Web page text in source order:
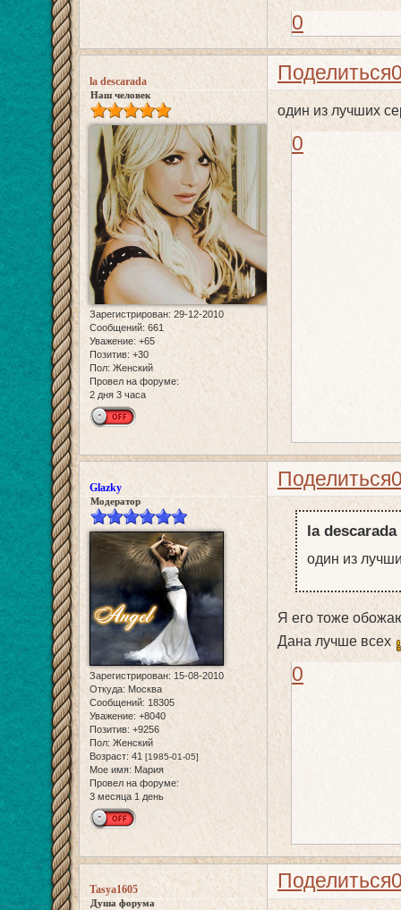
0
Поделиться
la descarada
Наш человек
Зарегистрирован: 29-12-2010
Сообщений: 661
Уважение: +65
Позитив: +30
Пол: Женский
Провел на форуме:
2 дня 3 часа
один из лучших
0
Поделиться
Glazky
Модератор
Зарегистрирован: 15-08-2010
Откуда: Москва
Сообщений: 18305
Уважение: +8040
Позитив: +9256
Пол: Женский
Возраст: 41 [1985-01-05]
Мое имя: Мария
Провел на форуме:
3 месяца 1 день
la
один из
Я его тоже
Дана лучше всех
0
Поделиться
Tasya1605
Душа форума